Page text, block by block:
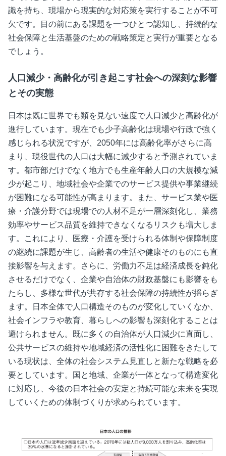
識を持ち、現場から現実的な対応策を実行することが不可
欠です。目の前にある課題を一つひとつ認知し、持続的な
社会保障と生活基盤のための戦略策定と実行が重要となる
でしょう。
人口減少・高齢化が引き起こす社会への深刻な影響
とその実態
日本は既に世界でも類を見ない速度で人口減少と高齢化が
進行しています。現在でも少子高齢化は現場や行政で強く
感じられる状況ですが、2050年には高齢化率がさらに高
まり、現役世代の人口は大幅に減少すると予測されていま
す。都市部だけでなく地方でも生産年齢人口の大規模な減
少が起こり、地域社会や企業でのサービス提供や事業継続
が困難になる可能性が高まります。また、サービス業や医
療・介護分野では現場での人材不足が一層深刻化し、業務
効率やサービス品質を維持できなくなるリスクも増大しま
す。これにより、医療・介護を受けられる体制や保障制度
の継続に課題が生じ、高齢者の生活や健康そのものにも直
接影響を与えます。さらに、労働力不足は経済成長を鈍化
させるだけでなく、企業や自治体の財政基盤にも影響をも
たらし、多様な世代が共存する社会保障の持続性が揺らぎ
ます。日本全体で人口構造そのものが変化していくなか、
社会インフラや教育、暮らしへの影響も深刻化することは
避けられません。既に多くの自治体が人口減少に直面し、
公共サービスの維持や地域経済の活性化に困難をきたして
いる現状は、全体の社会システム見直しと新たな戦略を必
要としています。国と地域、企業が一体となって構造変化
に対応し、今後の日本社会の安定と持続可能な未来を実現
していくための体制づくりが求められています。